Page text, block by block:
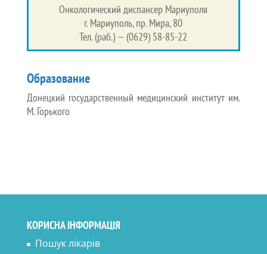
Онкологический диспансер Мариуполя
г. Мариуполь, пр. Мира, 80
Тел. (раб.) — (0629) 58-85-22
Образование
Донецкий государственный медицинский институт им.
М. Горького
КОРИСНА ІНФОРМАЦІЯ
Пошук лікарів